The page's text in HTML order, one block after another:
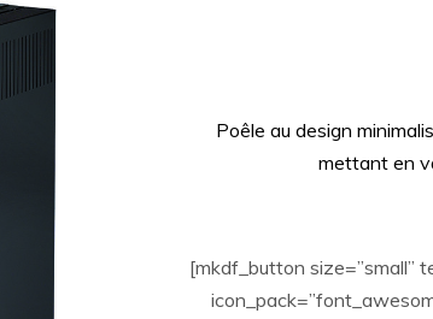
Poêle au design
mettant en
[mkdf_button size=”small”